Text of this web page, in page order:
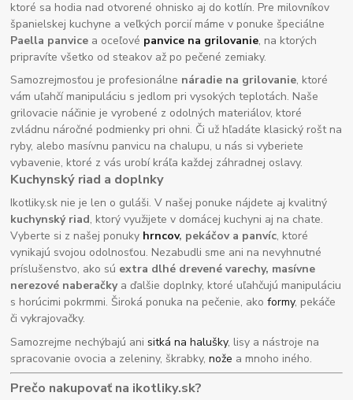
ktoré sa hodia nad otvorené ohnisko aj do kotlín. Pre milovníkov
španielskej kuchyne a veľkých porcií máme v ponuke špeciálne
Paella panvice a oceľové panvice na grilovanie, na ktorých
pripravíte všetko od steakov až po pečené zemiaky.
Samozrejmosťou je profesionálne náradie na grilovanie, ktoré
vám uľahčí manipuláciu s jedlom pri vysokých teplotách. Naše
grilovacie náčinie je vyrobené z odolných materiálov, ktoré
zvládnu náročné podmienky pri ohni. Či už hľadáte klasický rošt na
ryby, alebo masívnu panvicu na chalupu, u nás si vyberiete
vybavenie, ktoré z vás urobí kráľa každej záhradnej oslavy.
Kuchynský riad a doplnky
Ikotliky.sk nie je len o guláši. V našej ponuke nájdete aj kvalitný
kuchynský riad, ktorý využijete v domácej kuchyni aj na chate.
Vyberte si z našej ponuky hrncov, pekáčov a panvíc, ktoré
vynikajú svojou odolnosťou. Nezabudli sme ani na nevyhnutné
príslušenstvo, ako sú extra dlhé drevené varechy, masívne
nerezové naberačkya ďalšie doplnky, ktoré uľahčujú manipuláciu
s horúcimi pokrmmi. Široká ponuka na pečenie, akoformy, pekáče
či vykrajovačky.
Samozrejme nechýbajú anisitká na halušky, lisy a nástroje na
spracovanie ovocia a zeleniny, škrabky,nože a mnoho iného.
Prečo nakupovať na ikotliky.sk?